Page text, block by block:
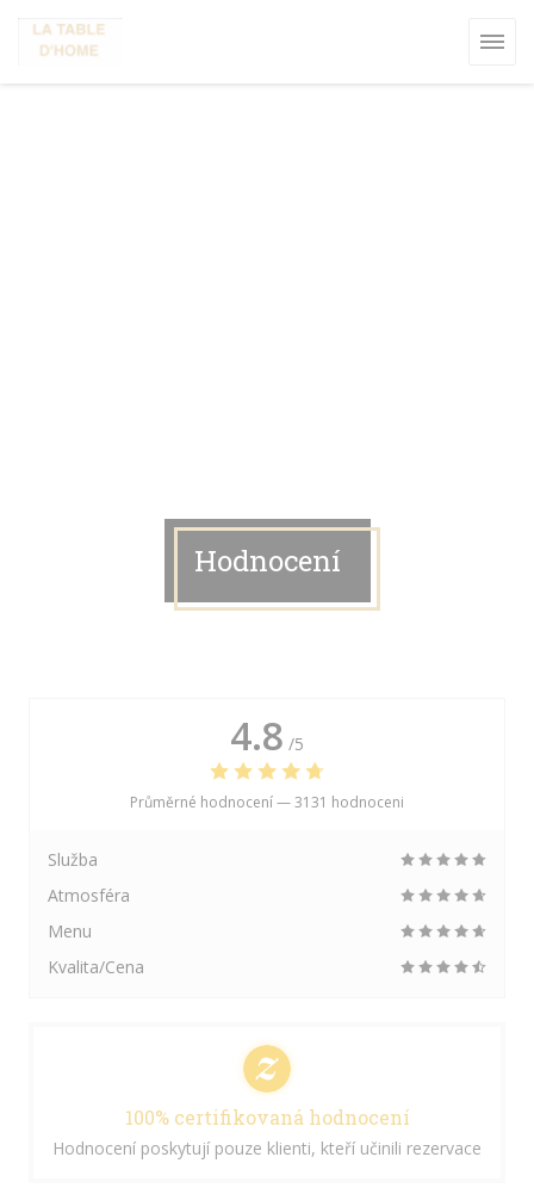
Hodnocení
4.8 /5
Průměrné hodnocení —3131 hodnoceni
Služba
Atmosféra
Menu
Kvalita/Cena
100% certifikovaná hodnocení
Hodnocení poskytují pouze klienti, kteří učinili rezervace